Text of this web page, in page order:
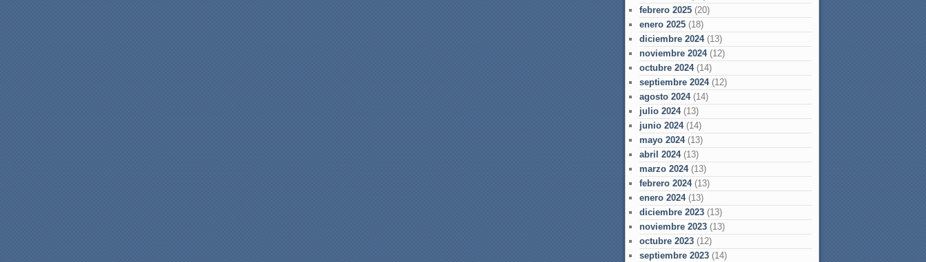
febrero 2025 (20)
enero 2025 (18)
diciembre 2024(13)
noviembre 2024(12)
octubre 2024(14)
septiembre 2024(12)
agosto 2024(14)
julio 2024(13)
junio 2024(14)
mayo 2024(13)
abril 2024(13)
marzo 2024(13)
febrero 2024(13)
enero 2024(13)
diciembre 2023 (13)
noviembre 2023 (13)
octubre 2023 (12)
septiembre 2023 (14)